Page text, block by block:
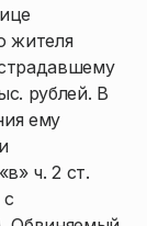
жителя
рублей. В
ему
ч. 2 ст.